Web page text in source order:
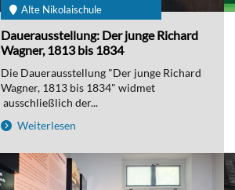
Alte Nikolaischule
Dauerausstellung: Der junge Richard
Wagner, 1813 bis 1834
Die Dauerausstellung "Der junge Richard
Wagner, 1813 bis 1834" widmet
ausschließlich der...
Weiterlesen